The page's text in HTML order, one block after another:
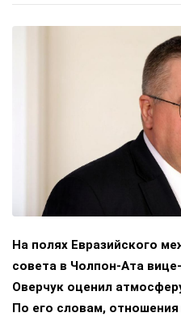
На полях Евразийского
совета в Чолпон-Ата
Оверчук оценил
По его словам,